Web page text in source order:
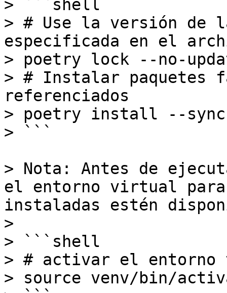
> ```shell
> # Use la versión de
especificada en el
> poetry lock --no-
> # Instalar paquetes
referenciados
> poetry install --
> ```
> Nota: Antes de
el entorno virtual para
instaladas estén
>
> ```shell
> # activar el
> source venv/bin/